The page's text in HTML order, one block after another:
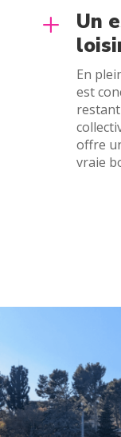
L
Un
En
est
offre
vraie